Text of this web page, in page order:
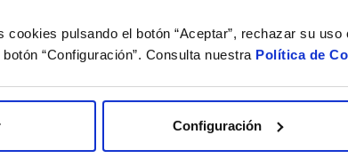
cookies pulsando el botón “Aceptar”, rechazar su
“Configuración”. Consulta nuestra Política de
Configuración